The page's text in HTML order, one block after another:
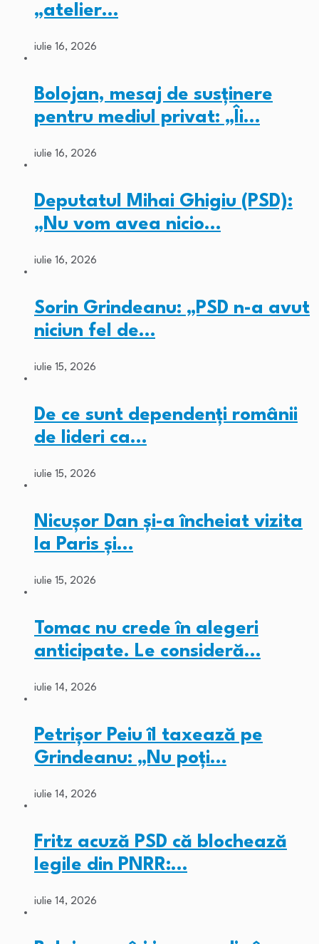
„atelier…
iulie 16, 2026
Bolojan, mesaj de susținere
pentru mediul privat: „Îi…
iulie 16, 2026
Deputatul Mihai Ghigiu (PSD):
„Nu vom avea nicio…
iulie 16, 2026
Sorin Grindeanu: „PSD n-a avut
niciun fel de…
iulie 15, 2026
De ce sunt dependenți românii
de lideri ca…
iulie 15, 2026
Nicușor Dan și-a încheiat vizita
la Paris și…
iulie 15, 2026
Tomac nu crede în alegeri
anticipate. Le consideră…
iulie 14, 2026
Petrișor Peiu îl taxează pe
Grindeanu: „Nu poți…
iulie 14, 2026
Fritz acuză PSD că blochează
legile din PNRR:…
iulie 14, 2026